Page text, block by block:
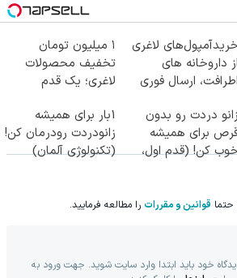
خریدآمپول‌های لاغری
از داروخانه های
اطرافت، ارسال فوری
۱ میلیون تومان
تخفیف محصولات
لاغری؛ یک قدم
کاهش وزن
زانو دردت رو بدون
برای همیشه
کن! (قدم اول،
1بار برای همیشه
زانودردت رودرمان کن!
(تکنولوژی آلمان)
حتما قوانین و مقررات را مطالعه فرمایید.
خود باید ابتدا وارد سایت شوید. جهت ورود به